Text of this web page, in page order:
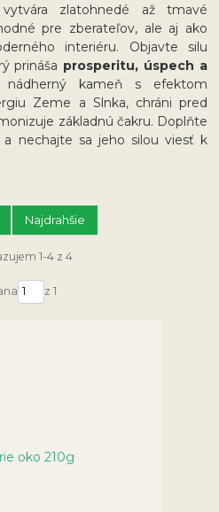
zlatohnedé až tmavé
pre zberateľov, ale aj ako
interiéru. Objavte silu
prináša prosperitu, úspech a
kameň s efektom
Zeme a Slnka, chráni pred
základnú čakru. Doplňte
nechajte sa jeho silou viesť k
Najdrahšie
1-4 z 4
z 1